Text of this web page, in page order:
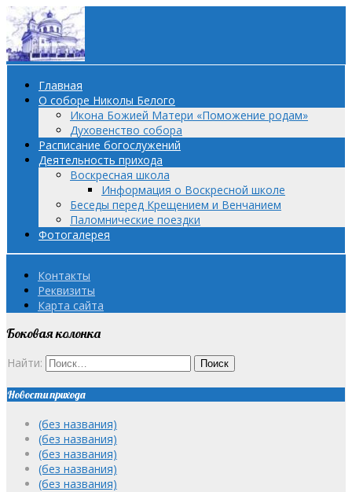
Главная
О соборе Николы Белого
Икона Божией Матери «Поможение родам»
Духовенство собора
Расписание богослужений
Деятельность прихода
Воскресная школа
Информация о Воскресной школе
Беседы перед Крещением и Венчанием
Паломнические поездки
Фотогалерея
Контакты
Реквизиты
Карта сайта
Боковая колонка
Найти:
Новости прихода
(без названия)
(без названия)
(без названия)
(без названия)
(без названия)